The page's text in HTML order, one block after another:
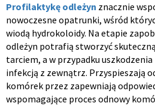
Profilaktykę odleżyn znacznie
nowoczesne opatrunki, wśród
wiodą hydrokoloidy. Na etapie
odleżyn potrafią stworzyć
tarciem, a w przypadku
infekcją z zewnątrz. Przyspieszają
komórek przez zapewniają
wspomagające proces odnowy